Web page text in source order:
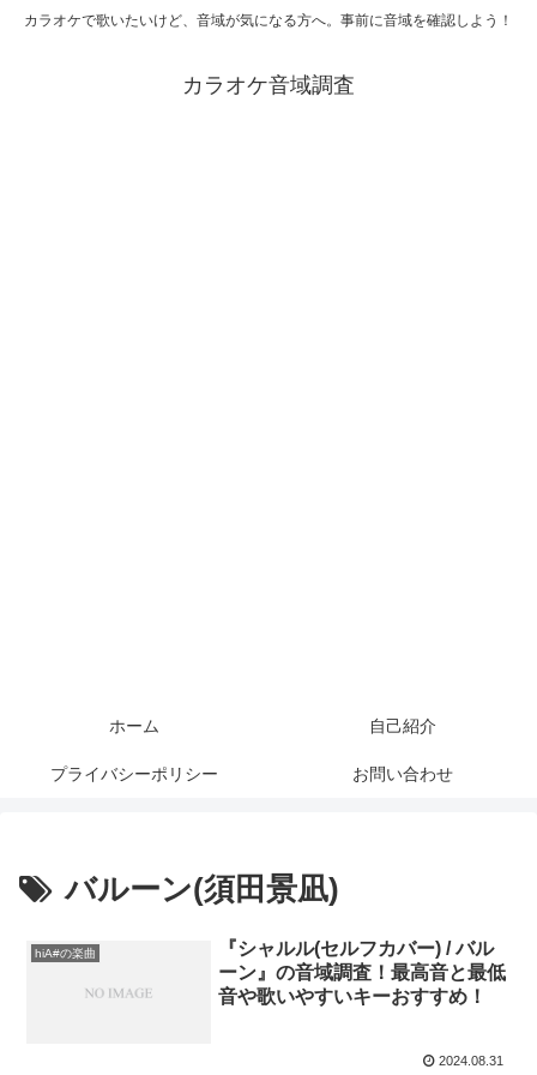
カラオケで歌いたいけど、音域が気になる方へ。事前に音域を確認しよう！
カラオケ音域調査
ホーム 自己紹介
プライバシーポリシー お問い合わせ
バルーン(須田景凪)
hiA#の楽曲
『シャルル(セルフカバー) / バル
ーン』の音域調査！最高音と最低
音や歌いやすいキーおすすめ！
2024.08.31